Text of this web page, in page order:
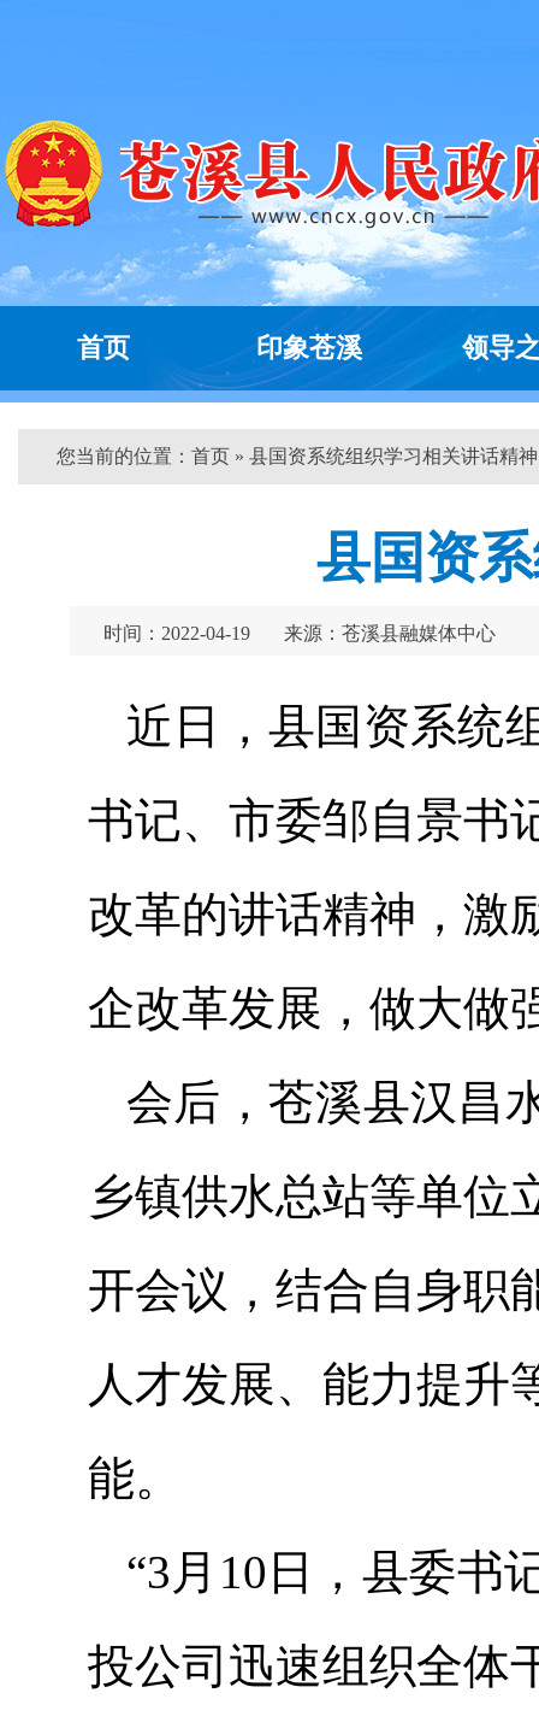
首页 印象苍溪 领导
您当前的位置： 首页 » 县国资系统组织学习相关讲话精
县国资
时间：2022-04-19 来源：苍溪县融媒体中心
近日，县国资系统
书记、市委邹自景书
改革的讲话精神，激
企改革发展，做大做
会后，苍溪县汉昌
乡镇供水总站等单位
开会议，结合自身职
人才发展、能力提升
能。
“3月10日，县委书
投公司迅速组织全体